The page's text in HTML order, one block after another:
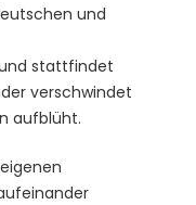
und
stattfindet
verschwindet
aufblüht.